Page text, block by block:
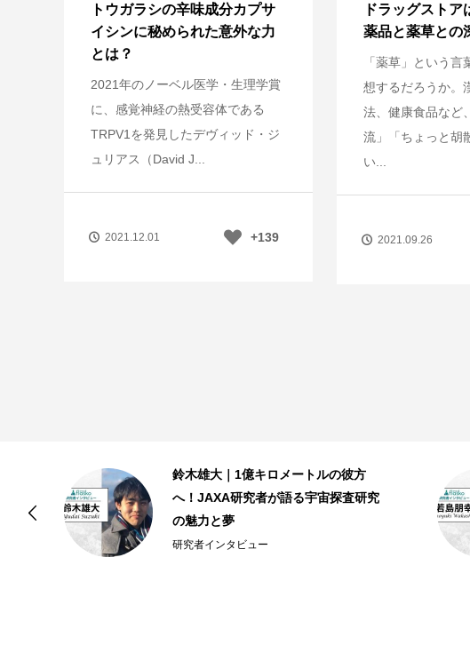
トウガラシの辛味成分カプサ
イシンに秘められた意外な力
とは？
2021年のノーベル医学・生理学賞
に、感覚神経の熱受容体である
TRPV1を発見したデヴィッド・ジ
ュリアス（David J...
2021.12.01 +139
ドラッグスト
薬品と薬草との
「薬草」という言
想するだろうか。
法、健康食品など
流」「ちょっと胡
い...
2021.09.26
鈴木雄大｜1億キロメートルの彼方
へ！JAXA研究者が語る宇宙探査研究
の魅力と夢
研究者インタビュー